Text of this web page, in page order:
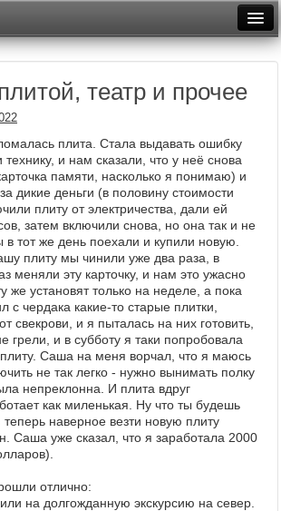
Неделя
Рейтинги
Архив
Видеотоп
театр и прочее
плита. Стала выдавать ошибку
и нам сказали, что у неё снова
памяти, насколько я понимаю) и
дикие деньги (в половину стоимости
плиту от электричества, дали ей
затем включили снова, но она так и не
тот же день поехали и купили новую.
плиту мы чинили уже два раза, в
меняли эту карточку, и нам это ужасно
же установят только на неделе, а пока
чердака какие-то старые плитки,
свекрови, и я пыталась на них готовить,
грели, и в субботу я таки попробовала
Саша на меня ворчал, что я маюсь
не так легко - нужно вынимать полку
непреклонна. И плита вдруг
как миленькая. Ну что ты будешь
наверное везти новую плиту
Саша уже сказал, что я заработала 2000
отлично:
на долгожданную экскурсию на север.